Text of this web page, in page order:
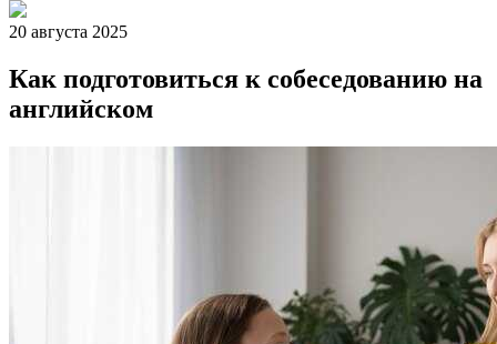
20 августа 2025
Как подготовиться к собеседованию на
английском